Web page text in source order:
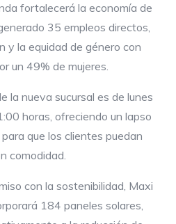
fortalecerá la economía de
35 empleos directos,
y la equidad de género con
un 49% de mujeres.
la nueva sucursal es de lunes
horas, ofreciendo un lapso
que los clientes puedan
comodidad.
con la sostenibilidad, Maxi
184 paneles solares,